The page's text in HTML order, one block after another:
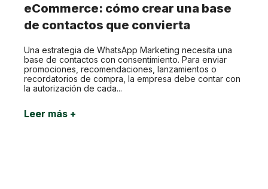
eCommerce: cómo crear una base
de contactos que convierta
Una estrategia de WhatsApp Marketing necesita una
base de contactos con consentimiento. Para enviar
promociones, recomendaciones, lanzamientos o
recordatorios de compra, la empresa debe contar con
la autorización de cada...
Leer más +